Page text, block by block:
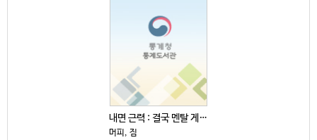
내면 근력 : 결국 멘탈 게임이다
머피, 짐